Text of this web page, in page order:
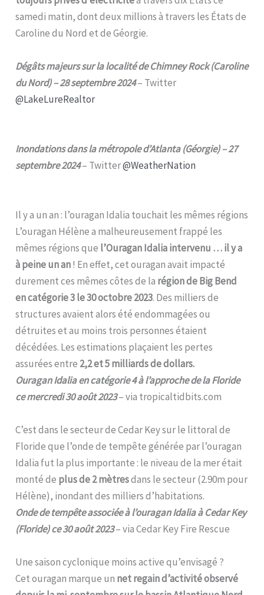
samedi matin, dont deux millions à travers les États de
Caroline du Nord et de Géorgie.
Dégâts majeurs sur la localité de Chimney Rock (Caroline
du Nord) – 28 septembre 2024– Twitter
@LakeLureRealtor
Inondations dans la métropole d’Atlanta (Géorgie) – 27
septembre 2024– Twitter@WeatherNation
Il y a un an : l’ouragan Idalia touchait les mêmes régions
L’ouragan Hélène a malheureusement frappé les
mêmes régions que l’Ouragan Idalia intervenu … il y a
à peine un an! En effet, cet ouragan avait impacté
durement ces mêmes côtes de la région de Big Bend
en catégorie 3 le 30 octobre 2023. Des milliers de
structures avaient alors été endommagées ou
détruites et au moins trois personnes étaient
décédées. Les estimations plaçaient les pertes
assurées entre 2,2 et 5 milliards de dollars.
Ouragan Idalia en catégorie 4 à l’approche de la Floride
ce mercredi 30 août 2023– via tropicaltidbits.com
C’est dans le secteur de Cedar Key sur le littoral de
Floride que l’onde de tempête générée par l’ouragan
Idalia fut la plus importante : le niveau de la mer était
monté de plus de 2 mètresdans le secteur (2.90m pour
Hélène), inondant des milliers d’habitations.
Onde de tempête associée à l’ouragan Idalia à Cedar Key
(Floride) ce 30 août 2023– via Cedar Key Fire Rescue
Une saison cyclonique moins active qu’envisagé ?
Cet ouragan marque un net regain d’activité observé